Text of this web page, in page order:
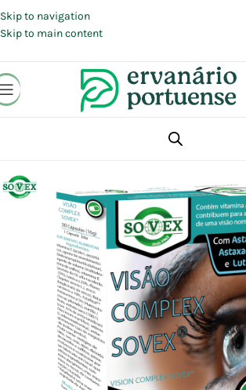
Skip to navigation
Skip to main content
Suplementos alimentares